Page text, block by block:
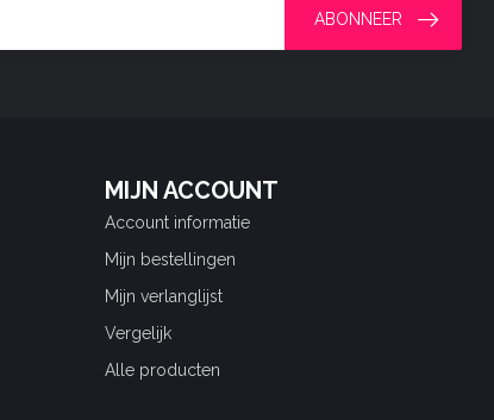
ABONNEER
MIJN ACCOUNT
Account informatie
Mijn bestellingen
Mijn verlanglijst
Vergelijk
Alle producten